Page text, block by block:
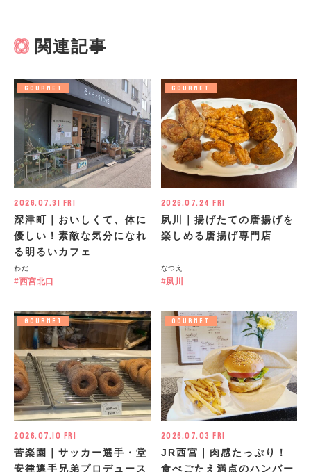
関連記事
GOURMET
2026.07.31 Fri
深津町｜おいしくて、体に
優しい！素敵な気分になれ
る明るいカフェ
わだ
西宮北口
GOURMET
2026.07.24 Fri
夙川｜揚げたての唐揚げを
楽しめる唐揚げ専門店
なつえ
夙川
GOURMET
2026.07.10 Fri
苦楽園｜サッカー選手・堂
安律選手兄弟プロデュース
GOURMET
2026.07.03 Fri
JR西宮｜肉感たっぷり！
食べごたえ満点のハンバー